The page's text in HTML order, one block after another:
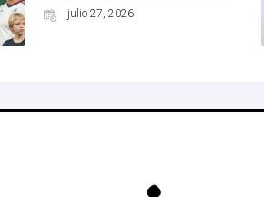
julio 27, 2026